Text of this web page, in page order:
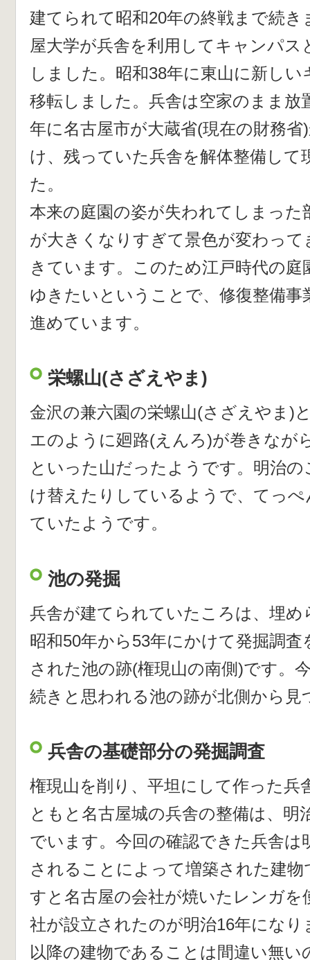
建てられて昭和20年の終戦まで続き
屋大学が兵舎を利用してキャンパス
しました。昭和38年に東山に新し
移転しました。兵舎は空家のまま放
年に名古屋市が大蔵省(現在の財務
け、残っていた兵舎を解体整備して
た。
本来の庭園の姿が失われてしまった
が大きくなりすぎて景色が変わっ
きています。このため江戸時代の庭
ゆきたいということで、修復整備事
進めています。
栄螺山(さざえやま)
金沢の兼六園の栄螺山(さざえやま)
エのように廻路(えんろ)が巻きなが
といった山だったようです。明治
け替えたりしているようで、てっ
ていたようです。
池の発掘
兵舎が建てられていたころは、埋
昭和50年から53年にかけて発掘調
された池の跡(権現山の南側)です。
続きと思われる池の跡が北側から見
兵舎の基礎部分の発掘調査
権現山を削り、平坦にして作った兵
ともと名古屋城の兵舎の整備は、明
でいます。今回の確認できた兵舎は
されることによって増築された建
すと名古屋の会社が焼いたレンガを
社が設立されたのが明治16年になり
以降の建物であることは間違い無い